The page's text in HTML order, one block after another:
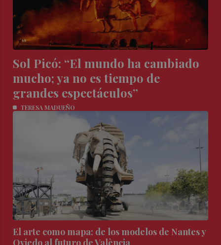
Sol Picó: “El mundo ha cambiado
mucho; ya no es tiempo de
grandes espectáculos”
TERESA MADUEÑO
El arte como mapa: de los modelos de Nantes y
Oviedo al futuro de València